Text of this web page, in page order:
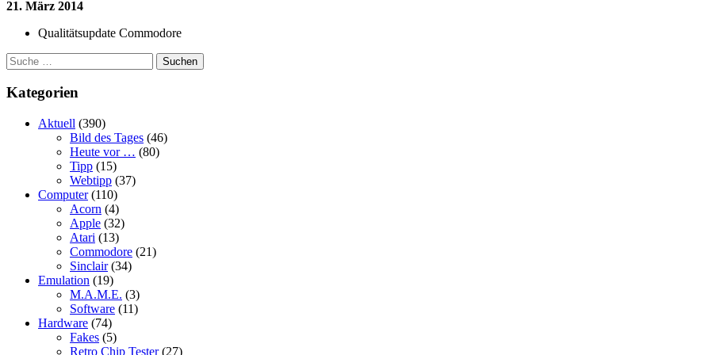
21. März 2014
Qualitätsupdate Commodore
Suchen
Kategorien
Aktuell (390)
Bild des Tages (46)
Heute vor … (80)
Tipp (15)
Webtipp (37)
Computer(110)
Acorn (4)
Apple (32)
Atari (13)
Commodore (21)
Sinclair(34)
Emulation (19)
M.A.M.E. (3)
Software (11)
Hardware (74)
Fakes (5)
Retro Chip Tester(27)